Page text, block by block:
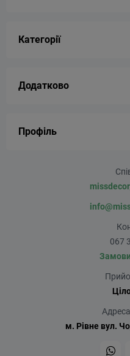
Категорії
Додатково
Профіль
067
м. Рівне вул.